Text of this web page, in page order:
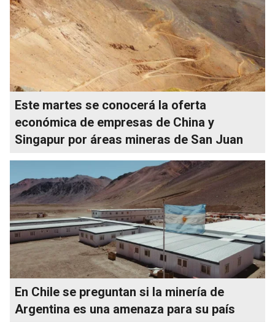
Este martes se conocerá la oferta
económica de empresas de China y
Singapur por áreas mineras de San Juan
En Chile se preguntan si la minería de
Argentina es una amenaza para su país